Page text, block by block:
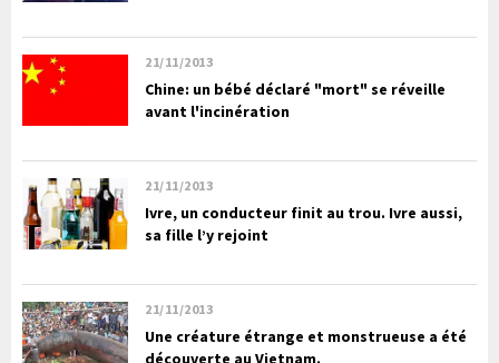
21/11/2013
Chine: un bébé déclaré "mort" se réveille
avant l'incinération
21/11/2013
Ivre, un conducteur finit au trou. Ivre aussi,
sa fille l’y rejoint
21/11/2013
Une créature étrange et monstrueuse a été
découverte au Vietnam.